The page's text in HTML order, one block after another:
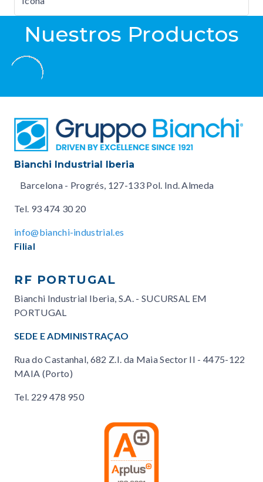
Nuestros Productos
Bianchi Industrial Iberia
Barcelona - Progrés, 127-133 Pol. Ind. Almeda
Tel. 93 474 30 20
info@bianchi-industrial.es
Filial
RF PORTUGAL
Bianchi Industrial Iberia, S.A. - SUCURSAL EM
PORTUGAL
SEDE E ADMINISTRAÇAO
Rua do Castanhal, 682 Z.I. da Maia Sector II - 4475-122
MAIA (Porto)
Tel. 229 478 950